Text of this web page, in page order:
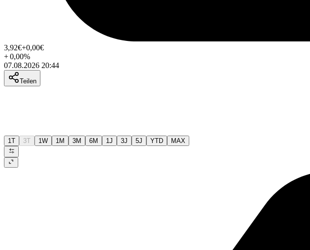
3,92€+0,00€
+0,00%
07.08.2026 20:44
Teilen
1T 3T 1W 1M 3M 6M 1J 3J 5J YTD MAX